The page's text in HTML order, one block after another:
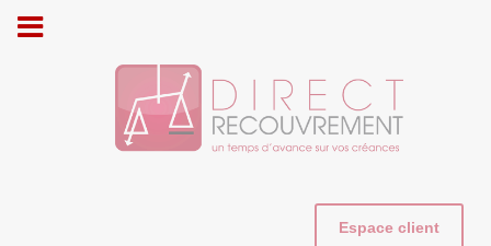
Espace client
Cookies management panel